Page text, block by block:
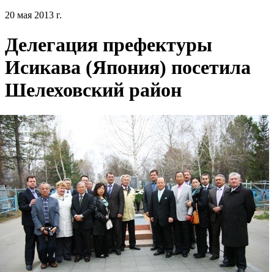
20 мая 2013 г.
Делегация префектуры
Исикава (Япония) посетила
Шелеховский район